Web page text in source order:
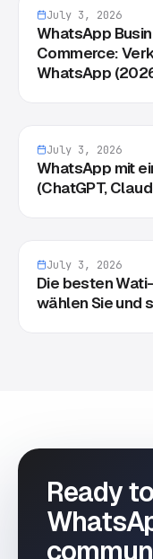
July 3, 2026
WhatsApp
Commerce:
WhatsApp
July 3, 2026
WhatsApp mit
(ChatGPT,
July 3, 2026
Die besten
wählen Sie und
Ready